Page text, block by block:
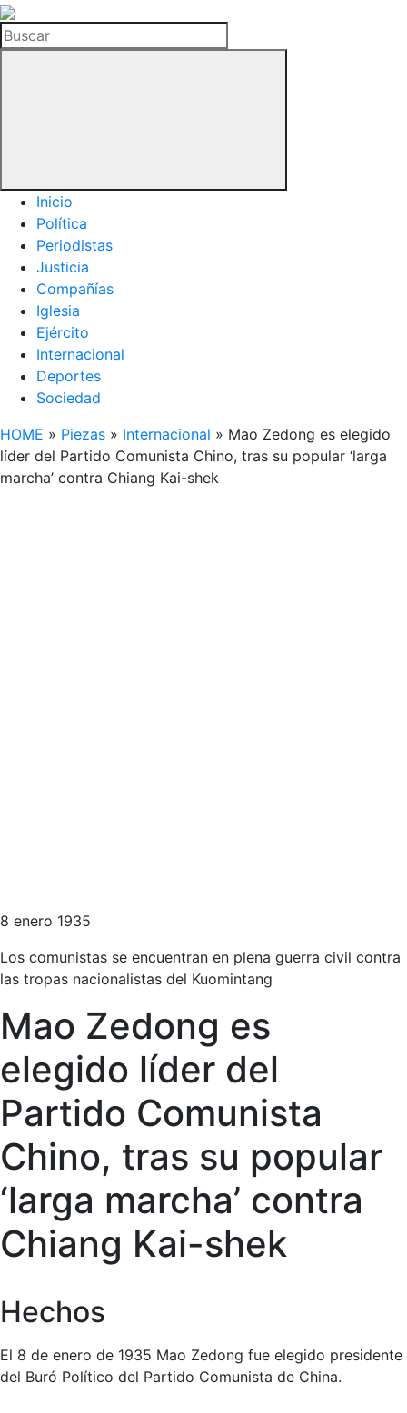
La
Hemeroteca
del
Buscar
Inicio
Política
Periodistas
Justicia
Compañías
Iglesia
Ejército
Internacional
Deportes
Sociedad
HOME » Piezas » Internacional » Mao Zedong es elegido
líder del Partido Comunista Chino, tras su popular ‘larga
marcha’ contra Chiang Kai-shek
8 enero 1935
Los comunistas se encuentran en plena guerra civil contra
las tropas nacionalistas del Kuomintang
Mao Zedong es
elegido líder del
Partido Comunista
Chino, tras su popular
‘larga marcha’ contra
Chiang Kai-shek
Hechos
El 8 de enero de 1935 Mao Zedong fue elegido presidente
del Buró Político del Partido Comunista de China.